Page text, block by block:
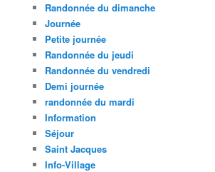
Randonnée du dimanche
Journée
Petite journée
Randonnée du jeudi
Randonnée du vendredi
Demi journée
randonnée du mardi
Information
Séjour
Saint Jacques
Info-Village